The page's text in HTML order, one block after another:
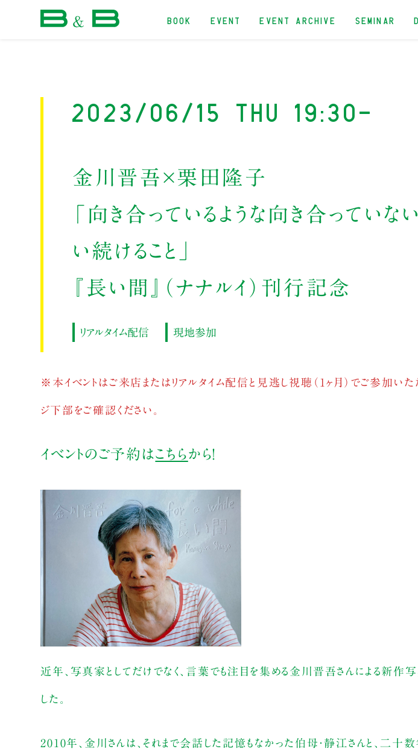
BOOK EVENT EVENT ARCHIVE SEMINAR
2023/06/15 Thu 19:30-
金川晋吾×栗田隆子
「向き合っているような向き合ってい
い続けること」
『長い間』（ナナルイ）刊行記念
リアルタイム配信 現地参加
※本イベントはご来店またはリアルタイム配信と見逃し視聴（1ヶ月）でご参加いた
ジ下部をご確認ください。
イベントのご予約はこちらから！
近年、写真家としてだけでなく、言葉でも注目を集める金川晋吾さんによる新作
した。
2010年、金川さんは、それまで会話した記憶もなかった伯母・静江さんと、二十